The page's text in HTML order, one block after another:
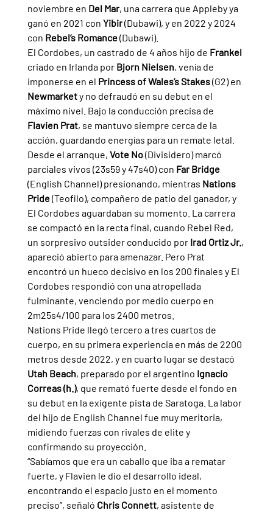
noviembre en Del Mar, una carrera que Appleby ya
ganó en 2021 con Yibir (Dubawi), y en 2022 y 2024
con Rebel’s Romance (Dubawi).
El Cordobes, un castrado de 4 años hijo de Frankel
criado en Irlanda por Bjorn Nielsen, venía de
imponerse en el Princess of Wales’s Stakes (G2) en
Newmarket y no defraudó en su debut en el
máximo nivel. Bajo la conducción precisa de
Flavien Prat, se mantuvo siempre cerca de la
acción, guardando energías para un remate letal.
Desde el arranque, Vote No (Divisidero) marcó
parciales vivos (23s59 y 47s40) con Far Bridge
(English Channel) presionando, mientras Nations
Pride (Teofilo), compañero de patio del ganador, y
El Cordobes aguardaban su momento. La carrera
se compactó en la recta final, cuando Rebel Red,
un sorpresivo outsider conducido por Irad Ortiz Jr. ,
apareció abierto para amenazar. Pero Prat
encontró un hueco decisivo en los 200 finales y El
Cordobes respondió con una atropellada
fulminante, venciendo por medio cuerpo en
2m25s4/100 para los 2400 metros.
Nations Pride llegó tercero a tres cuartos de
cuerpo, en su primera experiencia en más de 2200
metros desde 2022, y en cuarto lugar se destacó
Utah Beach, preparado por el argentino Ignacio
Correas (h.), que remató fuerte desde el fondo en
su debut en la exigente pista de Saratoga. La labor
del hijo de English Channel fue muy meritoria,
midiendo fuerzas con rivales de elite y
confirmando su proyección.
“Sabíamos que era un caballo que iba a rematar
fuerte, y Flavien le dio el desarrollo ideal,
encontrando el espacio justo en el momento
preciso”, señaló Chris Connett, asistente de